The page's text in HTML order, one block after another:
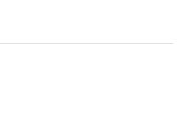
Wir haben noch nie so
Fahrradverleih-Stationen
sowie Restaurants und
direkt nebenan. Wir
bei und wären am
aber alles ausgebucht.